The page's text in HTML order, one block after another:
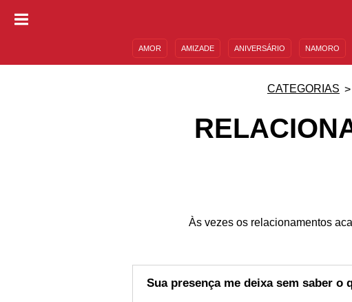
AMOR AMIZADE ANIVERSÁRIO NAMORO
CATEGORIAS
Às vezes os relacionamentos
Sua presença me deixa sem saber o